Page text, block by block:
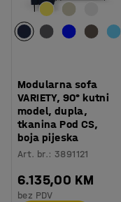
Modularna sofa
VARIETY, 90° kutni
model, dupla,
tkanina Pod CS,
boja pijeska
Art. br.:3891121
6.135,00 KM
bez PDV